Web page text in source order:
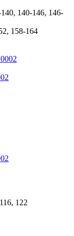
140-146, 146-
158-164
122